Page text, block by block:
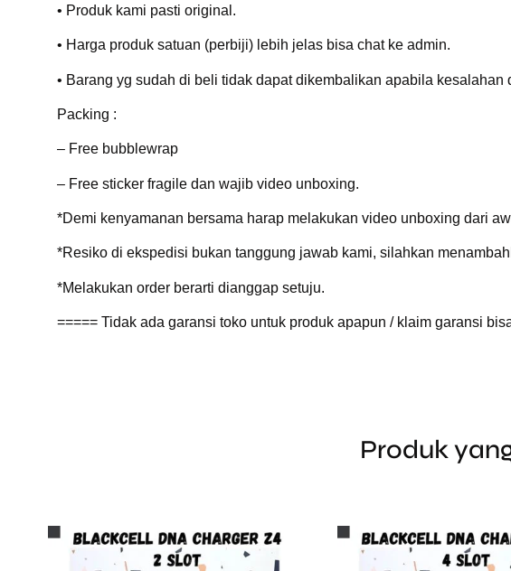
• Produk kami pasti original.
• Harga produk satuan (perbiji) lebih jelas bisa chat ke admin.
• Barang yg sudah di beli tidak dapat dikembalikan apabila kesalahan
Packing :
– Free bubblewrap
– Free sticker fragile dan wajib video unboxing.
*Demi kenyamanan bersama harap melakukan video unboxing dari
*Resiko di ekspedisi bukan tanggung jawab kami, silahkan
*Melakukan order berarti dianggap setuju.
===== Tidak ada garansi toko untuk produk apapun / klaim garansi
Produk